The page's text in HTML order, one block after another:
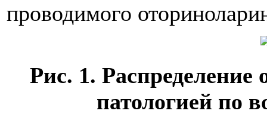
проводимого
Рис. 1.
патологией по